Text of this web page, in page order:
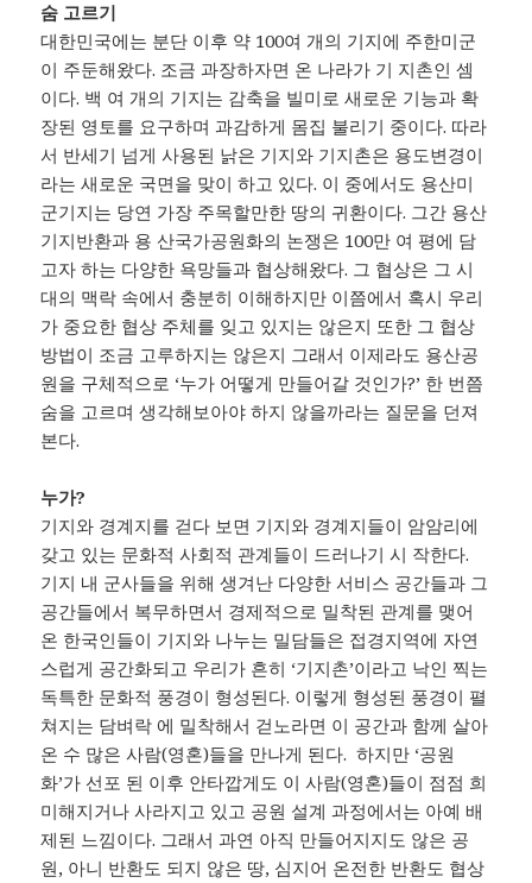
숨 고르기
대한민국에는 분단 이후 약 100여 개의 기지에 주한미군
이 주둔해왔다. 조금 과장하자면 온 나라가 기 지촌인 셈
이다. 백 여 개의 기지는 감축을 빌미로 새로운 기능과 확
장된 영토를 요구하며 과감하게 몸집 불리기 중이다. 따라
서 반세기 넘게 사용된 낡은 기지와 기지촌은 용도변경이
라는 새로운 국면을 맞이 하고 있다. 이 중에서도 용산미
군기지는 당연 가장 주목할만한 땅의 귀환이다. 그간 용산
기지반환과 용 산국가공원화의 논쟁은 100만 여 평에 담
고자 하는 다양한 욕망들과 협상해왔다. 그 협상은 그 시
대의 맥락 속에서 충분히 이해하지만 이쯤에서 혹시 우리
가 중요한 협상 주체를 잊고 있지는 않은지 또한 그 협상
방법이 조금 고루하지는 않은지 그래서 이제라도 용산공
원을 구체적으로 ‘누가 어떻게 만들어갈 것인가?’ 한 번쯤
숨을 고르며 생각해보아야 하지 않을까라는 질문을 던져
본다.
누가?
기지와 경계지를 걷다 보면 기지와 경계지들이 암암리에
갖고 있는 문화적 사회적 관계들이 드러나기 시 작한다.
기지 내 군사들을 위해 생겨난 다양한 서비스 공간들과 그
공간들에서 복무하면서 경제적으로 밀착된 관계를 맺어
온 한국인들이 기지와 나누는 밀담들은 접경지역에 자연
스럽게 공간화되고 우리가 흔히 ‘기지촌’이라고 낙인 찍는
독특한 문화적 풍경이 형성된다. 이렇게 형성된 풍경이 펼
쳐지는 담벼락 에 밀착해서 걷노라면 이 공간과 함께 살아
온 수 많은 사람(영혼)들을 만나게 된다. 하지만 ‘공원
화’가 선포 된 이후 안타깝게도 이 사람(영혼)들이 점점 희
미해지거나 사라지고 있고 공원 설계 과정에서는 아예 배
제된 느낌이다. 그래서 과연 아직 만들어지지도 않은 공
원, 아니 반환도 되지 않은 땅, 심지어 온전한 반환도 협상